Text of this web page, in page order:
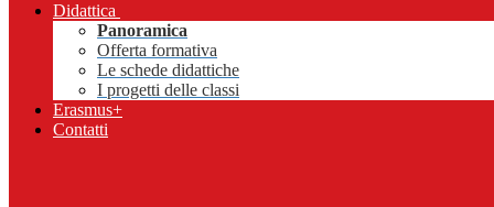
Didattica
Panoramica
Offerta formativa
Le schede didattiche
I progetti delle classi
Erasmus+
Contatti